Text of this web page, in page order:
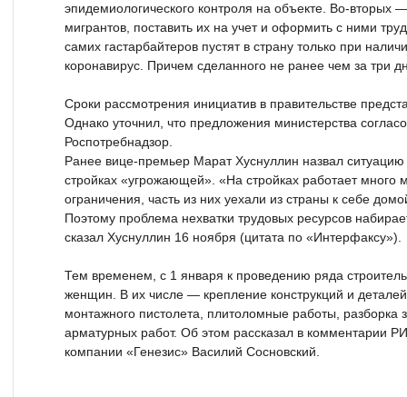
эпидемиологического контроля на объекте. Во-вторых
мигрантов, поставить их на учет и оформить с ними
самих гастарбайтеров пустят в страну только при
коронавирус. Причем сделанного не ранее чем за три
Сроки рассмотрения инициатив в правительстве
Однако уточнил, что предложения министерства
Роспотребнадзор.
Ранее вице-премьер Марат Хуснуллин назвал ситуацию
стройках «угрожающей». «На стройках работает много
ограничения, часть из них уехали из страны к себе
Поэтому проблема нехватки трудовых ресурсов
сказал Хуснуллин 16 ноября (цитата по «Интерфаксу»).
Тем временем, с 1 января к проведению ряда
женщин. В их числе — крепление конструкций и
монтажного пистолета, плитоломные работы, разборка
арматурных работ. Об этом рассказал в комментарии
компании «Генезис» Василий Сосновский.